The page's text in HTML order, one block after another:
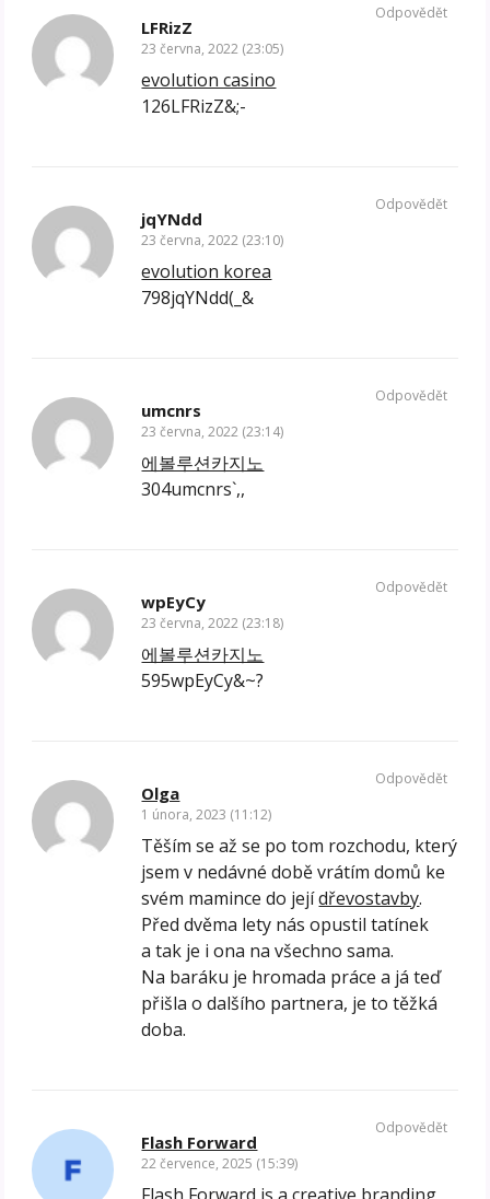
LFRizZ
23 června, 2022 (23:05)
evolution casino
126LFRizZ&;-
Odpovědět
jqYNdd
23 června, 2022 (23:10)
evolution korea
798jqYNdd(_&
Odpovědět
umcnrs
23 června, 2022 (23:14)
에볼루션카지노
304umcnrs`,,
Odpovědět
wpEyCy
23 června, 2022 (23:18)
에볼루션카지노
595wpEyCy&~?
Odpovědět
Olga
1 února, 2023 (11:12)
Těším se až se po tom rozchodu, který
jsem v nedávné době vrátím domů ke
svém mamince do jejídřevostavby.
Před dvěma lety nás opustil tatínek
a tak je i ona na všechno sama.
Na baráku je hromada práce a já teď
přišla o dalšího partnera, je to těžká
doba.
Odpovědět
Flash Forward
22 července, 2025 (15:39)
Odpovědět